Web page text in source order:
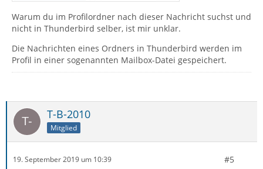
Warum du im Profilordner nach dieser Nachricht suchst und
nicht in Thunderbird selber, ist mir unklar.
Die Nachrichten eines Ordners in Thunderbird werden im
Profil in einer sogenannten Mailbox-Datei gespeichert.
T-B-2010
Mitglied
19. September 2019 um 10:39 #5